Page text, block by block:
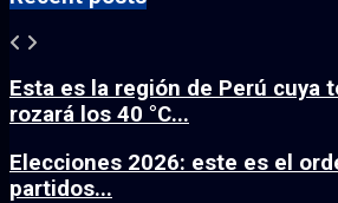
Esta es la región de Perú cuya
rozará los 40 °C...
Elecciones 2026: este es el
partidos...